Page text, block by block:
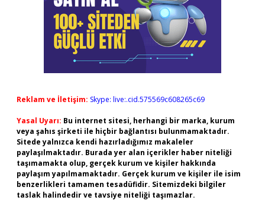
Reklam ve İletişim: Skype: live:.cid.575569c608265c69
Yasal Uyarı: Bu internet sitesi, herhangi bir marka, kurum
veya şahıs şirketi ile hiçbir bağlantısı bulunmamaktadır.
Sitede yalnızca kendi hazırladığımız makaleler
paylaşılmaktadır. Burada yer alan içerikler haber niteliği
taşımamakta olup, gerçek kurum ve kişiler hakkında
paylaşım yapılmamaktadır. Gerçek kurum ve kişiler ile isim
benzerlikleri tamamen tesadüfidir. Sitemizdeki bilgiler
taslak halindedir ve tavsiye niteliği taşımazlar.